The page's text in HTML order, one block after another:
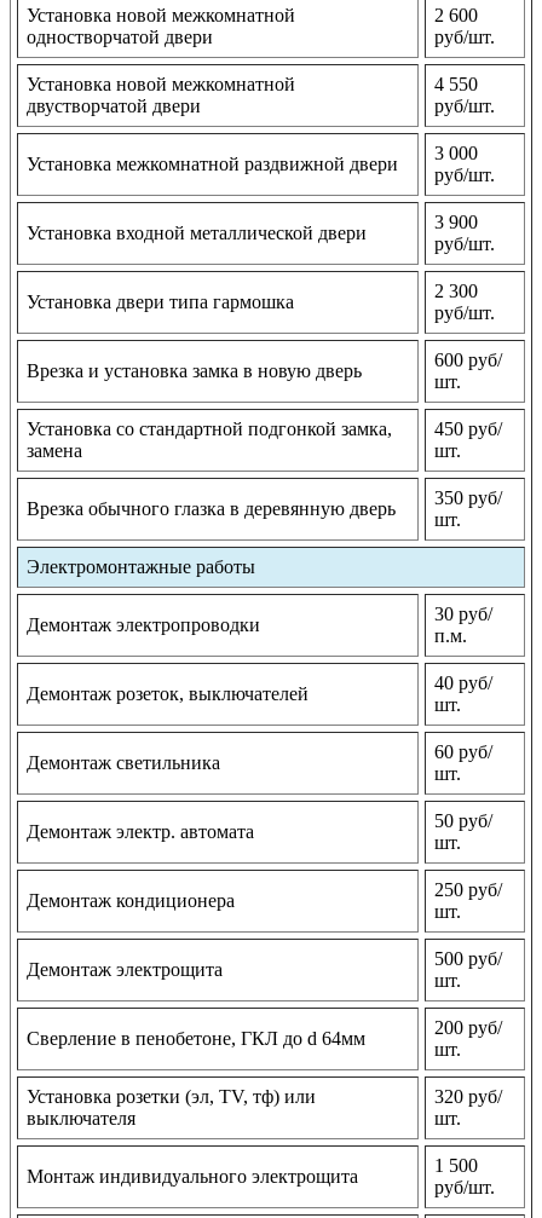
Установка новой межкомнатной
одностворчатой двери
2 600
руб/шт.
Установка новой межкомнатной
двустворчатой двери
4 550
руб/шт.
Установка межкомнатной раздвижной двери
3 000
руб/шт.
Установка входной металлической двери
3 900
руб/шт.
Установка двери типа гармошка
2 300
руб/шт.
Врезка и установка замка в новую дверь
600 руб/
шт.
Установка со стандартной подгонкой замка,
замена
450 руб/
шт.
Врезка обычного глазка в деревянную дверь
350 руб/
шт.
Электромонтажные работы
Демонтаж электропроводки
30 руб/
п.м.
Демонтаж розеток, выключателей
40 руб/
шт.
Демонтаж светильника
60 руб/
шт.
Демонтаж электр. автомата
50 руб/
шт.
Демонтаж кондиционера
250 руб/
шт.
Демонтаж электрощита
500 руб/
шт.
Сверление в пенобетоне, ГКЛ до d 64мм
200 руб/
шт.
Установка розетки (эл, TV, тф) или
выключателя
320 руб/
шт.
Монтаж индивидуального электрощита
1 500
руб/шт.